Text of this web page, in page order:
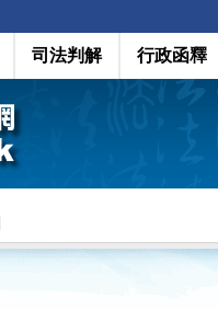
司法判解 行政函釋